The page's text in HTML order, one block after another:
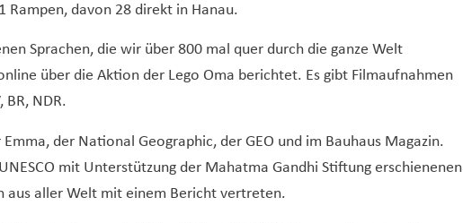
Rampen, davon 28 direkt in Hanau.
Sprachen, die wir über 800 mal quer durch die ganze Welt
über die Aktion der Lego Oma berichtet. Es gibt Filmaufnahmen
BR, NDR.
der National Geographic, der GEO und im Bauhaus Magazin.
mit Unterstützung der Mahatma Gandhi Stiftung erschienenen
aus aller Welt mit einem Bericht vertreten.